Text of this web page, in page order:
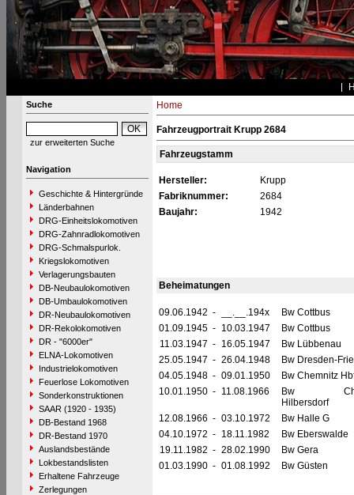
Suche
zur erweiterten Suche
Navigation
Geschichte & Hintergründe
Länderbahnen
DRG-Einheitslokomotiven
DRG-Zahnradlokomotiven
DRG-Schmalspurlok.
Kriegslokomotiven
Verlagerungsbauten
DB-Neubaulokomotiven
DB-Umbaulokomotiven
DR-Neubaulokomotiven
DR-Rekolokomotiven
DR - "6000er"
ELNA-Lokomotiven
Industrielokomotiven
Feuerlose Lokomotiven
Sonderkonstruktionen
SAAR (1920 - 1935)
DB-Bestand 1968
DR-Bestand 1970
Auslandsbestände
Lokbestandslisten
Erhaltene Fahrzeuge
Zerlegungen
Home
Fahrzeugportrait Krupp 2684
Fahrzeugstamm
Hersteller:
Krupp
Fabriknummer:
2684
Baujahr:
1942
Beheimatungen
09.06.1942 - __.__.194x
Bw Cottbus
01.09.1945 - 10.03.1947
Bw Cottbus
11.03.1947 - 16.05.1947
Bw Lübbenau
25.05.1947 - 26.04.1948
Bw Dresden-
04.05.1948 - 09.01.1950
Bw Chemnitz
10.01.1950 - 11.08.1966
Bw
Hilbersdorf
12.08.1966 - 03.10.1972
Bw Halle G
04.10.1972 - 18.11.1982
Bw Eberswalde
19.11.1982 - 28.02.1990
Bw Gera
01.03.1990 - 01.08.1992 Bw Güsten